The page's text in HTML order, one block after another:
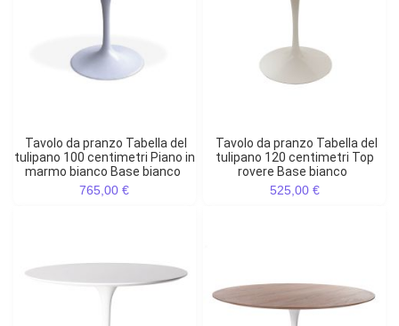
Tavolo da pranzo Tabella del
tulipano 100 centimetri Piano in
marmo bianco Base bianco
765,00 €
Tavolo da pranzo Tabella del
tulipano 120 centimetri Top
rovere Base bianco
525,00 €